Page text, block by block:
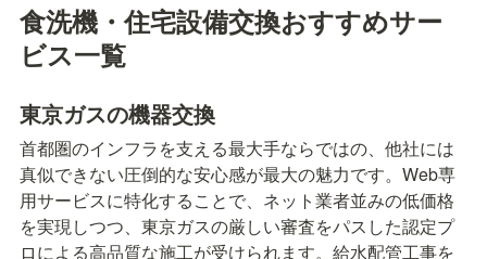
食洗機・住宅設備交換おすすめサー
ビス一覧
東京ガスの機器交換
首都圏のインフラを支える最大手ならではの、他社には
真似できない圧倒的な安心感が最大の魅力です。Web専
用サービスに特化することで、ネット業者並みの低価格
を実現しつつ、東京ガスの厳しい審査をパスした認定プ
ロによる高品質な施工が受けられます。給水配管工事を